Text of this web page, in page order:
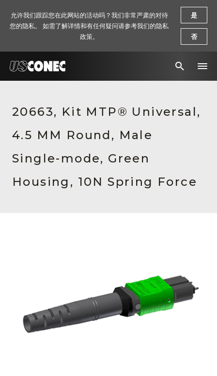
解决方案
产品
资源
关于我们
活动信息
20663, Kit MTP® Universal,
4.5 MM Round, Male
Single-mode, Green
Housing, 10N Spring Force
允许我们跟踪您在此网站的活动吗？我们非常严肃的对待
您的隐私。 如需了解详情和有任何疑问请参考我们的隐私
政策。
是
否